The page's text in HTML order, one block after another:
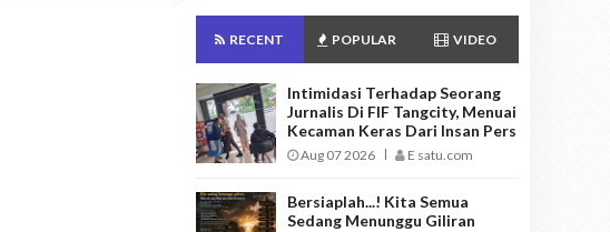
RECENT POPULAR VIDEO
Intimidasi Terhadap Seorang
Jurnalis Di FIF Tangcity, Menuai
Kecaman Keras Dari Insan Pers
Aug 07 2026 E satu.com
Bersiaplah...! Kita Semua
Sedang Menunggu Giliran